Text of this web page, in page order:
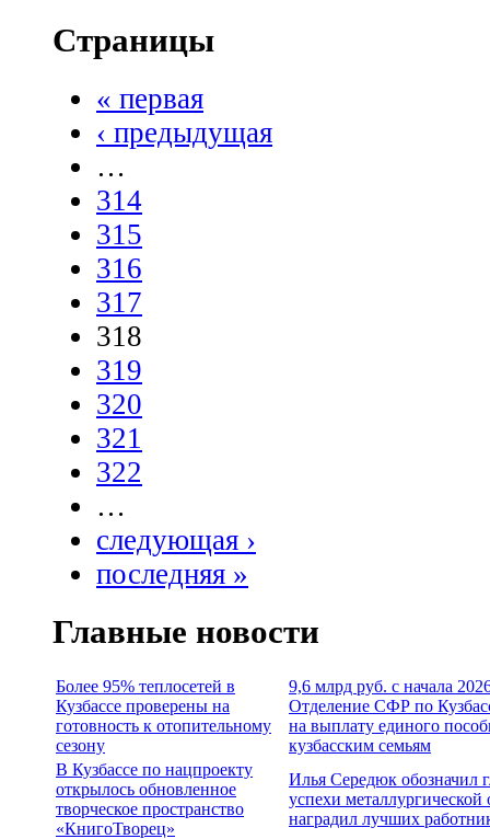
Страницы
« первая
‹ предыдущая
…
314
315
316
317
318
319
320
321
322
…
следующая ›
последняя »
Главные новости
Более 95% теплосетей в
Кузбассе проверены на
готовность к отопительному
сезону
9,6 млрд руб. с начала
Отделение СФР по
на выплату единого
кузбасским семьям
В Кузбассе по нацпроекту
открылось обновленное
творческое пространство
«КнигоТворец»
Илья Середюк обозначил
успехи металлургической
наградил лучших